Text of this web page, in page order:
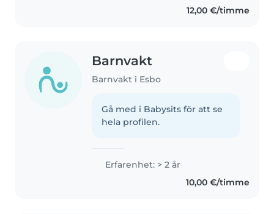
12,00 €/timme
Barnvakt
Barnvakt i Esbo
Gå med i Babysits för att se
hela profilen.
Erfarenhet: > 2 år
10,00 €/timme